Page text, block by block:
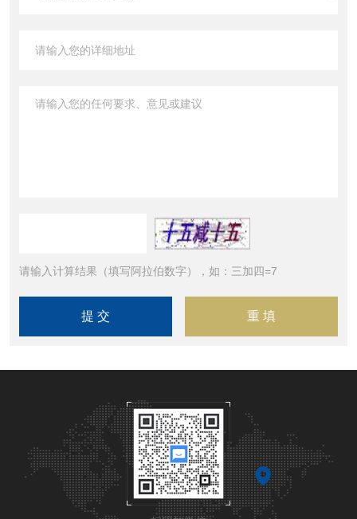
请输入计算结果（填写阿拉伯数字），如：三加四=7